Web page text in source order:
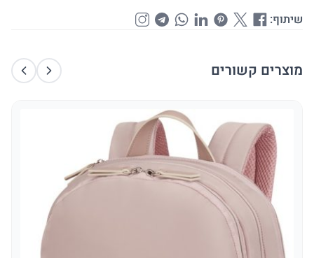
שיתוף:
מוצרים קשורים